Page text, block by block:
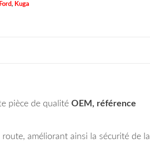
Ford, Kuga
pièce de qualité OEM, référence
améliorant ainsi la sécurité de la